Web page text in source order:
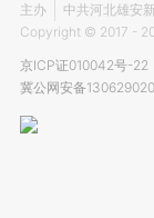
主办
中共河北雄安
Copyright © 2017 -
京ICP证010042号-22
冀公网安备